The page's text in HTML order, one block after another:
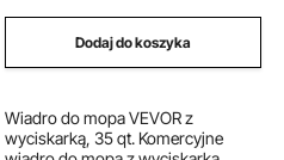
Dodaj do koszyka
Wiadro do mopa VEVOR z
wyciskarką, 35 qt. Komercyjne